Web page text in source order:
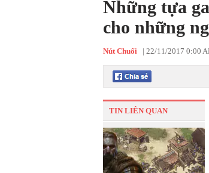
Những tựa
cho những
Nút Chuối | 22/11/2017 0:00
TIN LIÊN QUAN